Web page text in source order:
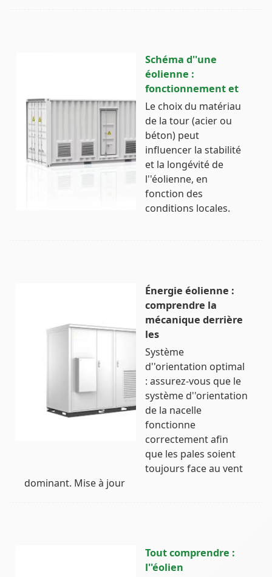
Schéma d''une
éolienne :
fonctionnement et
Le choix du matériau
de la tour (acier ou
béton) peut
influencer la stabilité
et la longévité de
l''éolienne, en
fonction des
conditions locales.
Énergie éolienne :
comprendre la
mécanique derrière
les
Système
d''orientation optimal
: assurez-vous que le
système d''orientation
de la nacelle
fonctionne
correctement afin
que les pales soient
toujours face au vent
dominant. Mise à jour
Tout comprendre :
l''éolien